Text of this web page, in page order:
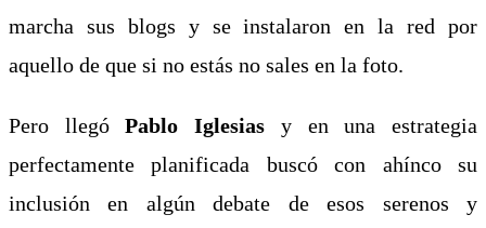
marcha sus blogs y se instalaron en la red por
aquello de que si no estás no sales en la foto.
Pero llegóPablo Iglesias y en una estrategia
perfectamente planificada buscó con ahínco su
inclusión en algún debate de esos serenos y